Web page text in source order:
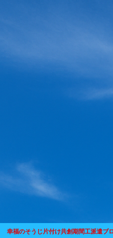
幸福のそうじ片付け共創期間工派遣ブ